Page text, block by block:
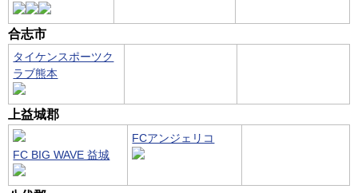
合志市
タイケンスポーツク
ラブ熊本
上益城郡
FC BIG WAVE 益城
FCアンジェリコ